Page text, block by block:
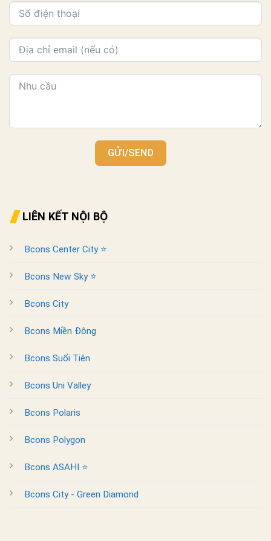
GỬI/SEND
LIÊN KẾT NỘI BỘ
Bcons Center City ⭐
Bcons New Sky ⭐
Bcons City
Bcons Miền Đông
Bcons Suối Tiên
Bcons Uni Valley
Bcons Polaris
Bcons Polygon
Bcons ASAHI ⭐
Bcons City - Green Diamond